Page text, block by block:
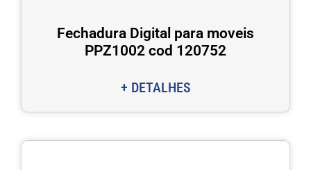
Fechadura Digital para moveis
PPZ1002 cod 120752
+ DETALHES